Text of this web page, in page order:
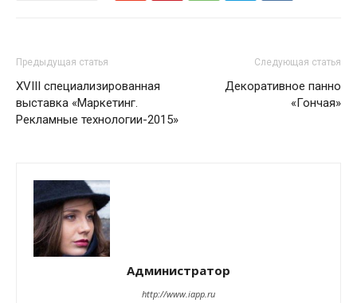
Предыдущая статья
ХVIII специализированная
выставка «Маркетинг.
Рекламные технологии-2015»
Следующая статья
Декоративное панно
«Гончая»
Администратор
http://www.iapp.ru